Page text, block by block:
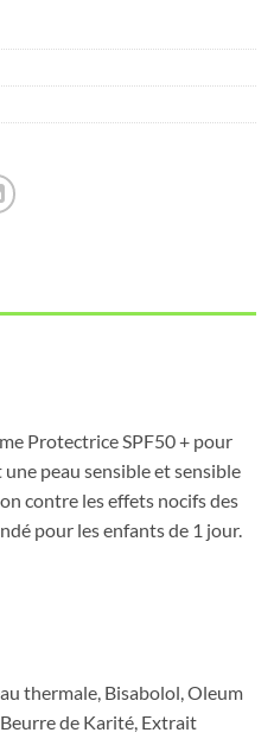
Protectrice SPF50 + pour
peau sensible et sensible
contre les effets nocifs des
pour les enfants de 1 jour.
thermale, Bisabolol, Oleum
de Karité, Extrait